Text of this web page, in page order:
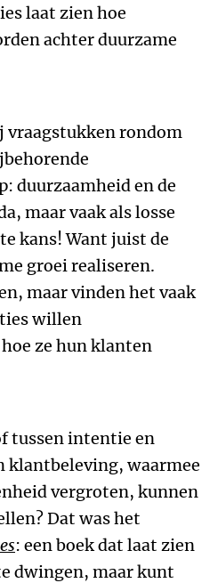
laat zien hoe
achter duurzame
vraagstukken rondom
duurzaamheid en de
maar vaak als losse
kans! Want juist de
groei realiseren.
maar vinden het vaak
willen
ze hun klanten
tussen intentie en
klantbeleving, waarmee
vergroten, kunnen
Dat was het
: een boek dat laat zien
dwingen, maar kunt